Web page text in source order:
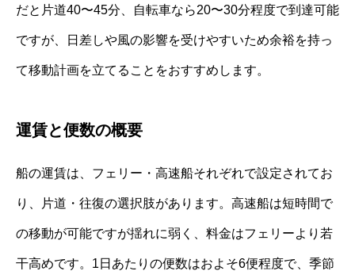
だと片道40〜45分、自転車なら20〜30分程度で到達可能
ですが、日差しや風の影響を受けやすいため余裕を持っ
て移動計画を立てることをおすすめします。
運賃と便数の概要
船の運賃は、フェリー・高速船それぞれで設定されてお
り、片道・往復の選択肢があります。高速船は短時間で
の移動が可能ですが揺れに弱く、料金はフェリーより若
干高めです。1日あたりの便数はおよそ6便程度で、季節